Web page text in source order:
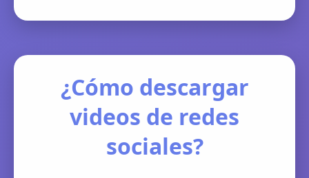
¿Cómo descargar
videos de redes
sociales?